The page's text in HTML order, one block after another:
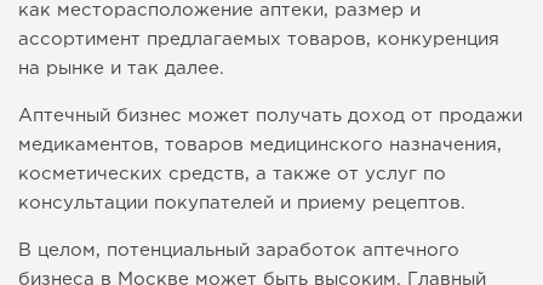
как месторасположение аптеки, размер и
ассортимент предлагаемых товаров, конкуренция
на рынке и так далее.
Аптечный бизнес может получать доход от продажи
медикаментов, товаров медицинского назначения,
косметических средств, а также от услуг по
консультации покупателей и приему рецептов.
В целом, потенциальный заработок аптечного
бизнеса в Москве может быть высоким. Главный